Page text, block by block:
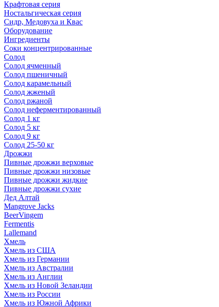
Крафтовая серия
Ностальгическая серия
Сидр, Медовуха и Квас
Оборудование
Ингредиенты
Соки концентрированные
Солод
Солод ячменный
Солод пшеничный
Солод карамельный
Солод жженый
Солод ржаной
Солод неферментированный
Солод 1 кг
Солод 5 кг
Солод 9 кг
Солод 25-50 кг
Дрожжи
Пивные дрожжи верховые
Пивные дрожжи низовые
Пивные дрожжи жидкие
Пивные дрожжи сухие
Дед Алтай
Mangrove Jacks
BeerVingem
Fermentis
Lallemand
Хмель
Хмель из США
Хмель из Германии
Хмель из Австралии
Хмель из Англии
Хмель из Новой Зеландии
Хмель из России
Хмель из Южной Африки